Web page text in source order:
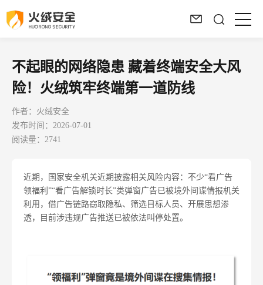
不起眼的网络隐患 藏着终端安全大风
险！火绒筑牢终端第一道防线
作者：火绒安全
发布时间：2026-07-01
阅读量：2741
近期，国家安全机关近期披露相关风险内容：不少“看广告
领福利”“看广告解锁时长”类弹窗广告已被境外间谍情报机关
利用，借广告链路窃取隐私、筛选目标人员、开展思想渗
透，目前涉违规广告推送已被依法叫停处置。